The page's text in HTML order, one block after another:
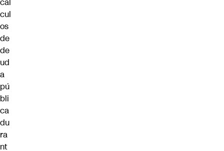
cul
os
de
de
ud
a
pú
bli
ca
du
ra
nt